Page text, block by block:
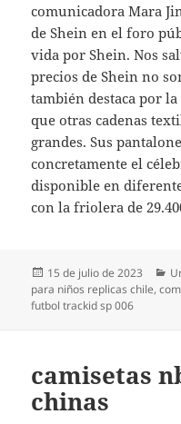
comunicadora Mara
de Shein en el foro
vida por Shein. Nos
precios de Shein no
también destaca por
que otras cadenas
grandes. Sus
concretamente el
disponible en
con la friolera de
Publicado
el
15 de julio de 2023
para niños replicas chile,
futbol trackid sp 006
camisetas
chinas